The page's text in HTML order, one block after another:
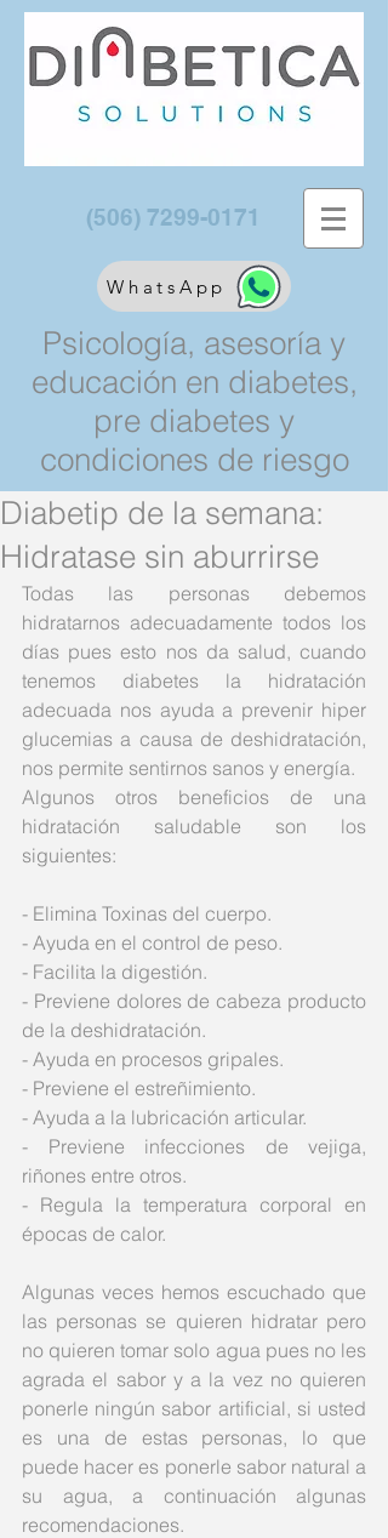
(506) 7299-0171
WhatsApp
Psicología, asesoría y
educación en diabetes,
pre diabetes y
condiciones de riesgo
Diabetip de la semana:
Hidratase sin aburrirse
Todas las personas debemos
hidratarnos adecuadamente todos los
días pues esto nos da salud, cuando
tenemos diabetes la hidratación
adecuada nos ayuda a prevenir hiper
glucemias a causa de deshidratación,
nos permite sentirnos sanos y energía.
Algunos otros beneficios de una
hidratación saludable son los
siguientes:
- Elimina Toxinas del cuerpo.
- Ayuda en el control de peso.
- Facilita la digestión.
- Previene dolores de cabeza producto
de la deshidratación.
- Ayuda en procesos gripales.
- Previene el estreñimiento.
- Ayuda a la lubricación articular.
- Previene infecciones de vejiga,
riñones entre otros.
- Regula la temperatura corporal en
épocas de calor.
Algunas veces hemos escuchado que
las personas se quieren hidratar pero
no quieren tomar solo agua pues no les
agrada el sabor y a la vez no quieren
ponerle ningún sabor artificial, si usted
es una de estas personas, lo que
puede hacer es ponerle sabor natural a
su agua, a continuación algunas
recomendaciones.